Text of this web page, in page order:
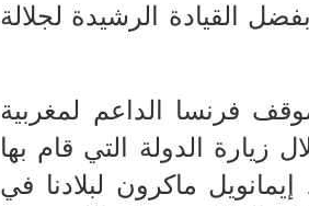
القيادة الرشيدة لجلالة
فرنسا الداعم لمغربية
زيارة الدولة التي قام بها
ماكرون لبلادنا في